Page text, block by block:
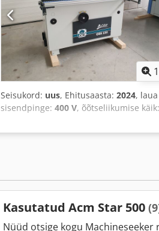
1
Seisukord: uus, Ehitusaasta: 2024,
sisendpinge: 400 V, õõtseliikumise käik:
Kasutatud Acm Star 500
Nüüd otsige kogu Machineseeker